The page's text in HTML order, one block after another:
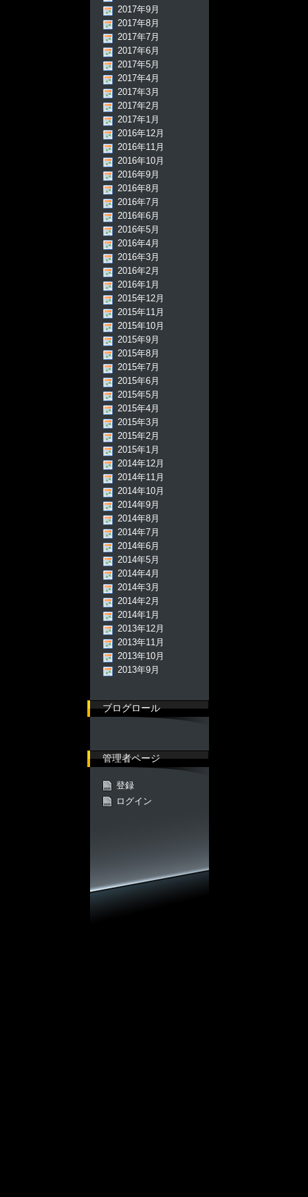
2017年9月
2017年8月
2017年7月
2017年6月
2017年5月
2017年4月
2017年3月
2017年2月
2017年1月
2016年12月
2016年11月
2016年10月
2016年9月
2016年8月
2016年7月
2016年6月
2016年5月
2016年4月
2016年3月
2016年2月
2016年1月
2015年12月
2015年11月
2015年10月
2015年9月
2015年8月
2015年7月
2015年6月
2015年5月
2015年4月
2015年3月
2015年2月
2015年1月
2014年12月
2014年11月
2014年10月
2014年9月
2014年8月
2014年7月
2014年6月
2014年5月
2014年4月
2014年3月
2014年2月
2014年1月
2013年12月
2013年11月
2013年10月
2013年9月
ブログロール
管理者ページ
登録
ログイン